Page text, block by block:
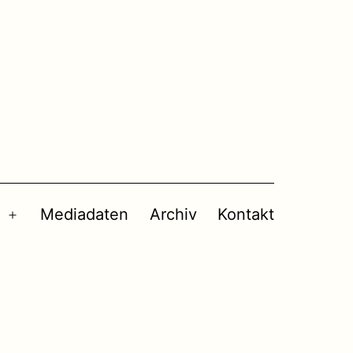
Menü
Mediadaten Archiv Kontakt